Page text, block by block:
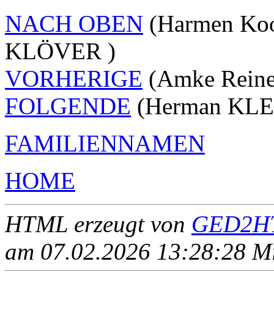
NACH OBEN (Harmen
KLÖVER )
VORHERIGE (Amke
FOLGENDE (Herman
FAMILIENNAMEN
HOME
HTML erzeugt von
am 07.02.2026 13:28:28